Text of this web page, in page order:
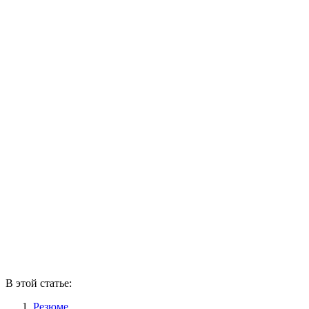
В этой статье:
Резюме